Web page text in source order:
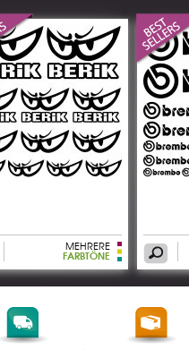
MEHRERE
FARBTÖNE